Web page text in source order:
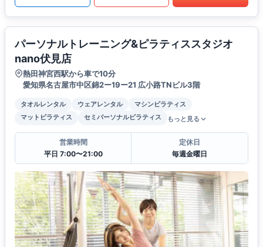
パーソナルトレーニング&ピラティススタジオ
nano伏見店
熱田神宮西駅から車で10分
愛知県名古屋市中区錦2ー19ー21 広小路TNビル3階
タオルレンタル ウェアレンタル
マシンピラティス
マットピラティス
セミパーソナルピラティス もっと見る
営業時間
平日 7:00〜21:00
定休日
毎週金曜日